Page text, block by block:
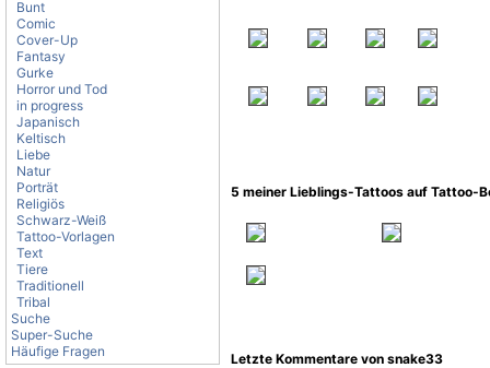
Bunt
Comic
Cover-Up
Fantasy
Gurke
Horror und Tod
in progress
Japanisch
Keltisch
Liebe
Natur
Porträt
Religiös
Schwarz-Weiß
Tattoo-Vorlagen
Text
Tiere
Traditionell
Tribal
Suche
Super-Suche
Häufige Fragen
5 meiner Lieblings-Tattoos auf Tattoo-
Letzte Kommentare von snake33